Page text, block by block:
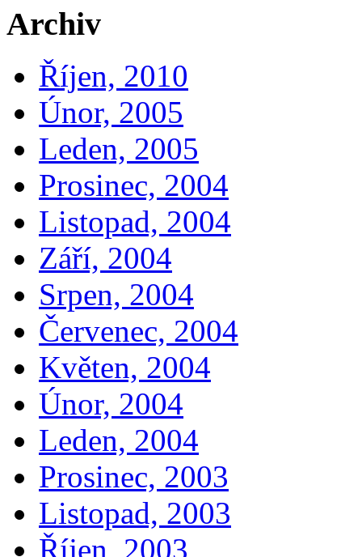
Archiv
Říjen, 2010
Únor, 2005
Leden, 2005
Prosinec, 2004
Listopad, 2004
Září, 2004
Srpen, 2004
Červenec, 2004
Květen, 2004
Únor, 2004
Leden, 2004
Prosinec, 2003
Listopad, 2003
Říjen, 2003